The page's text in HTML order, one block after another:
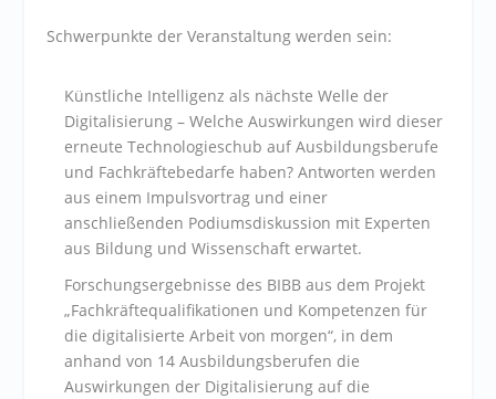
Schwerpunkte der Veranstaltung werden sein:
Künstliche Intelligenz als nächste Welle der
Digitalisierung – Welche Auswirkungen wird dieser
erneute Technologieschub auf Ausbildungsberufe
und Fachkräftebedarfe haben? Antworten werden
aus einem Impulsvortrag und einer
anschließenden Podiumsdiskussion mit Experten
aus Bildung und Wissenschaft erwartet.
Forschungsergebnisse des BIBB aus dem Projekt
„Fachkräftequalifikationen und Kompetenzen für
die digitalisierte Arbeit von morgen“, in dem
anhand von 14 Ausbildungsberufen die
Auswirkungen der Digitalisierung auf die